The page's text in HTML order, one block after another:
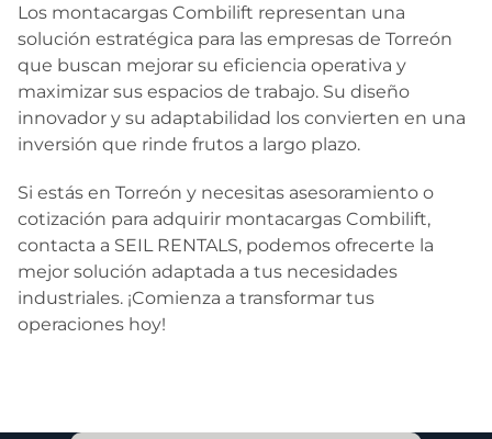
Los montacargas Combilift representan una
solución estratégica para las empresas de Torreón
que buscan mejorar su eficiencia operativa y
maximizar sus espacios de trabajo. Su diseño
innovador y su adaptabilidad los convierten en una
inversión que rinde frutos a largo plazo.
Si estás en Torreón y necesitas asesoramiento o
cotización para adquirir montacargas Combilift,
contacta a SEIL RENTALS, podemos ofrecerte la
mejor solución adaptada a tus necesidades
industriales. ¡Comienza a transformar tus
operaciones hoy!